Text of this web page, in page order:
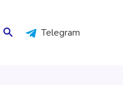
Поиск Telegram